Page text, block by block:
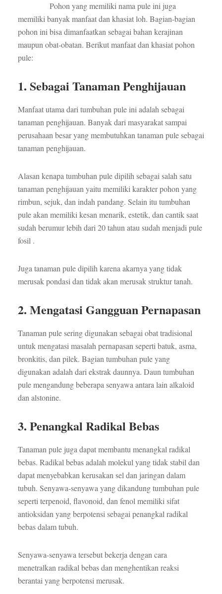
Pohon yang memiliki nama pule ini juga
memiliki banyak manfaat dan khasiat loh. Bagian-bagian
pohon ini bisa dimanfaatkan sebagai bahan kerajinan
maupun obat-obatan. Berikut manfaat dan khasiat pohon
pule:
1. Sebagai Tanaman Penghijauan
Manfaat utama dari tumbuhan pule ini adalah sebagai
tanaman penghijauan. Banyak dari masyarakat sampai
perusahaan besar yang membutuhkan tanaman pule sebagai
tanaman penghijauan.
Alasan kenapa tumbuhan pule dipilih sebagai salah satu
tanaman penghijauan yaitu memiliki karakter pohon yang
rimbun, sejuk, dan indah pandang. Selain itu tumbuhan
pule akan memiliki kesan menarik, estetik, dan cantik saat
sudah berumur lebih dari 20 tahun atau sudah menjadi pule
fosil .
Juga tanaman pule dipilih karena akarnya yang tidak
merusak pondasi dan tidak akan merusak struktur tanah.
2. Mengatasi Gangguan Pernapasan
Tanaman pule sering digunakan sebagai obat tradisional
untuk mengatasi masalah pernapasan seperti batuk, asma,
bronkitis, dan pilek. Bagian tumbuhan pule yang
digunakan adalah dari ekstrak daunnya. Daun tumbuhan
pule mengandung beberapa senyawa antara lain alkaloid
dan alstonine.
3. Penangkal Radikal Bebas
Tanaman pule juga dapat membantu menangkal radikal
bebas. Radikal bebas adalah molekul yang tidak stabil dan
dapat menyebabkan kerusakan sel dan jaringan dalam
tubuh. Senyawa-senyawa yang dikandung tumbuhan pule
seperti terpenoid, flavonoid, dan fenol memiliki sifat
antioksidan yang berpotensi sebagai penangkal radikal
bebas dalam tubuh.
Senyawa-senyawa tersebut bekerja dengan cara
menetralkan radikal bebas dan menghentikan reaksi
berantai yang berpotensi merusak.